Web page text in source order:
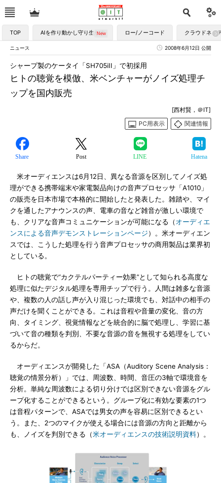
TOP AIを作り動かし守り生かす ロー/ノーコード クラウドネイ
ニュース 2008年6月12日 公開
ヒトの聴覚を模倣、米ベンチャーがノイズ処理チ
ップを国内販売
シャープ製のケータイ「SH705iII」で初採用
[西村賢，＠IT]
PC用表示
関連情報
Share Post LINE Hatena
米オーディエンスは6月12日、異なる音源を区別してノイズ処
理ができる携帯端末や家電製品向けの音声プロセッサ「A1010」
の販売を日本市場で本格的に開始したと発表した。雑踏や、マイ
クを通したアナウンスの声、電車の音など雑音が激しい環境で
も、クリアな音声コミュニケーションが可能になる（オーディエ
ンスによる音声デモンストレーションページ）。米オーディエン
スでは、こうした処理を行う音声プロセッサの商用製品は業界初
としている。
ヒトの聴覚で“カクテルパーティー効果”として知られる高度な
処理に似たデジタル処理を専用チップで行う。人間は雑多な音源
や、複数の人の話し声が入り混じった環境でも、対話中の相手の
声だけを聞くことができる。これは音程や音量の変化、音の方
向、タイミング、視覚情報などを統合的に脳で処理し、学習に基
づいて音の種類を判別、不要な音源の音を無視する処理をしてい
るからだ。
オーディエンスが開発した「ASA（Auditory Scene Analysis：
聴覚の情景分析）」では、周波数、時間、音圧の3軸で環境音を
分析。単純な周波数による切り分けでは区別できない音源をグル
ープ化することができるという。グループ化に有効な要素の1つ
は音程パターンで、ASAでは男女の声を容易に区別できるとい
う。また、2つのマイクが使える場合には音源の方向と距離から
も、ノイズを判別できる（米オーディエンスの技術説明資料）。